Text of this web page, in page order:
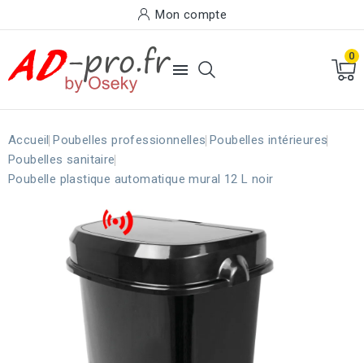
Mon compte

0
Accueil Poubelles professionnelles Poubelles intérieures
Poubelles sanitaire
Poubelle plastique automatique mural 12 L noir